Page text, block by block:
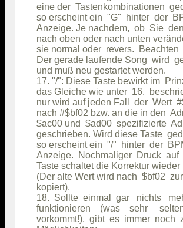
eine der  Tastenkombinationen
so erscheint ein  "G"  hinter  der
Anzeige. Je nachdem,  ob  Sie
nach oben oder nach unten
sie normal oder  revers.  Beachten
Der gerade laufende Song  wird
und muß neu gestartet
17. "/": Diese Taste bewirkt im
das Gleiche wie unter  16.
nur wird auf jeden Fall  der  Wert
nach #$bf02 bzw. an die in den
$ac00 und  $ad00  spezifizierte
geschrieben. Wird diese Taste
so erscheint ein  "/"  hinter  der
Anzeige.  Nochmaliger  Druck  auf
Taste schaltet die Korrektur wieder
(Der alte Wert wird nach  $bf02
kopiert).
18.  Sollte  einmal  gar   nichts
funktionieren    (was    sehr
vorkommt!),  gibt  es  immer  noch